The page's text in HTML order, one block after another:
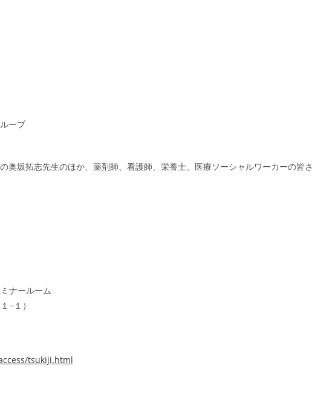
ープ
坂拓志先生のほか、薬剤師、看護師、栄養士、医療ソーシャルワーカーの皆さ
ナールーム
１）
tsukiji.html